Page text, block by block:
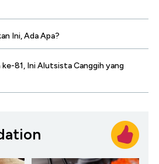
Ini, Ada Apa?
ke-81, Ini Alutsista Canggih yang